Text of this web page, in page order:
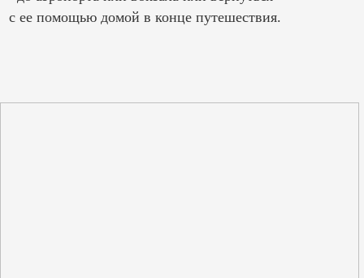
с ее помощью домой в конце путешествия.